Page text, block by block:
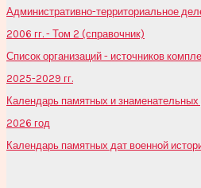
Административно-территориальное
2006 гг. - Том 2 (справочник)
Список организаций - источников
2025-2029 гг.
Календарь памятных и
2026 год
Календарь памятных дат военной